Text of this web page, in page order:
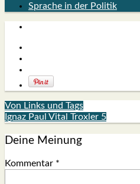
Sprache in der Politik
Von Links und Tags
Ignaz Paul Vital Troxler 5
Deine Meinung
Kommentar *